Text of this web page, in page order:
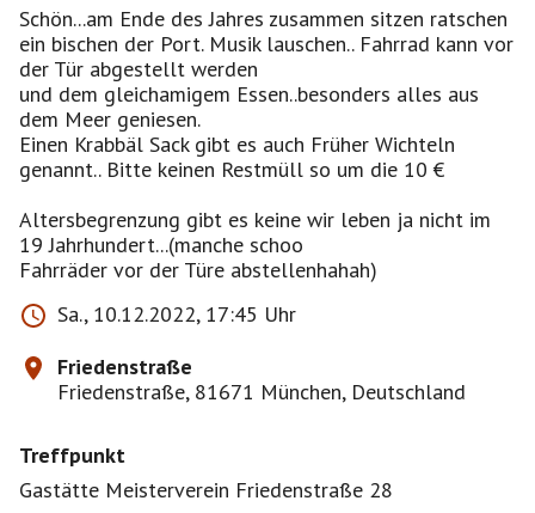
Schön...am Ende des Jahres zusammen sitzen ratschen
ein bischen der Port. Musik lauschen.. Fahrrad kann vor
der Tür abgestellt werden
und dem gleichamigem Essen..besonders alles aus
dem Meer geniesen.
Einen Krabbäl Sack gibt es auch Früher Wichteln
genannt.. Bitte keinen Restmüll so um die 10 €
Altersbegrenzung gibt es keine wir leben ja nicht im
19 Jahrhundert...(manche schoo
Fahrräder vor der Türe abstellenhahah)
Sa., 10.12.2022, 17:45 Uhr
Friedenstraße
Friedenstraße, 81671 München, Deutschland
Treffpunkt
Gastätte Meisterverein Friedenstraße 28